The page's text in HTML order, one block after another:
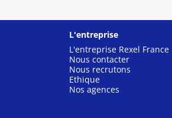
L'entreprise
L'entreprise Rexel France
Nous contacter
Nous recrutons
Ethique
Nos agences